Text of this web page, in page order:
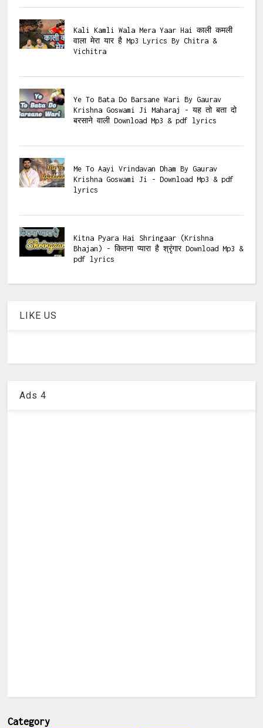
Kali Kamli Wala Mera Yaar Hai काली कमली
वाला मेरा यार है Mp3 Lyrics By Chitra &
Vichitra
Ye To Bata Do Barsane Wari By Gaurav
Krishna Goswami Ji Maharaj - यह तो बता दो
बरसाने वाली Download Mp3 & pdf lyrics
Me To Aayi Vrindavan Dham By Gaurav
Krishna Goswami Ji - Download Mp3 & pdf
lyrics
Kitna Pyara Hai Shringaar (Krishna
Bhajan) - कितना प्यारा है श्रृंगार Download Mp3 &
pdf lyrics
LIKE US
Ads 4
Category